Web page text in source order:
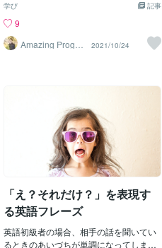
るようになった時、英語のドラマが字幕
点と英会話を同時に取得できた時、それ
ぞれの段階で様々な学習方法を試してき
ました。ただそこで共通していたのはモ
しくみていきましょう。「英語嫌い」か
らTOEIC満点までたどり着いた方法上記
で、私が共通して行っていたのはモデリ
ングだといいました。私がなぜそもそも
これを意識したかそれは１つの成功体験
から来ています。それは英語の文章が速
く読めずに悩んでいた時のこと、ある１
つのブログに出会いました。そこには、
英
の２つ目の記事になります。１つ目の記
んでみてください！②「1つの方法」をマ
スターする英語学習で結果を出すために
必要だった２つ目のマインドセットは１
わけではありません。しかし、その人達
に共通していることは、何か1つの学習法
をしたらその学習法を信じて最後までや
り抜くという力です。かつてブルース・
リーはこう言っていたそうです。I fear n
ot the man who has practiced 10.000 kic
ks once, but I fear the man who has pract
iced one kick 10,000 times.これはどうい
う意味かというと、「私は1万種類のキッ
クを一度だけ練習してきた人を恐れず、1
種類のキックを1万回練習してきた人を恐
れる」という意味です。つまり例え1万種
記事
学び
9
Amazing Progre
ss かず
2021/10/24
「え？それだけ？」を表現す
る英語フレーズ
英語初級者の場合、相手の話を聞いてい
るときのあいづちが単調になってしまう